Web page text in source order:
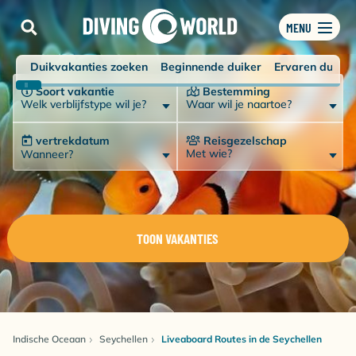
MENU
Duikvakanties zoeken Beginnende duiker
Ervaren duiker
Soort vakantie
Welk verblijfstype wil je?
Bestemming
Waar wil je naartoe?
vertrekdatum
Wanneer?
Reisgezelschap
Met wie?
TOON VAKANTIES
Indische Oceaan Seychellen Liveaboard Routes in de Seychellen